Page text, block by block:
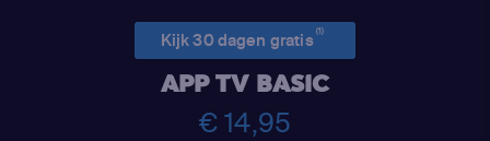
Kijk 30 dagen gratis(1)
APP TV BASIC
€ 14,95